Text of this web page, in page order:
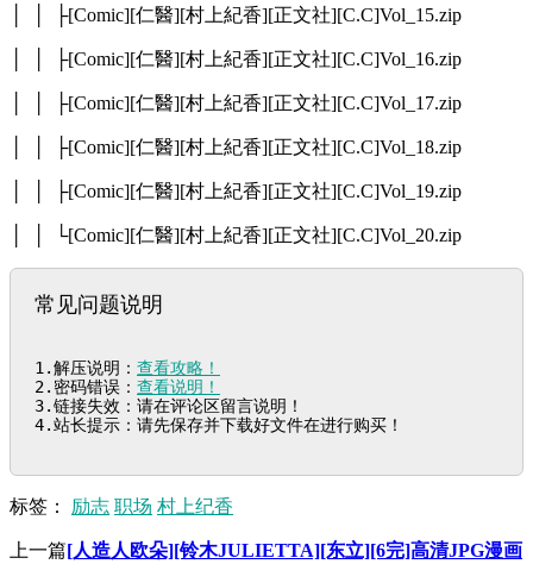
│ │ ├[Comic][仁醫][村上紀香][正文社][C.C]Vol_15.zip
│ │ ├[Comic][仁醫][村上紀香][正文社][C.C]Vol_16.zip
│ │ ├[Comic][仁醫][村上紀香][正文社][C.C]Vol_17.zip
│ │ ├[Comic][仁醫][村上紀香][正文社][C.C]Vol_18.zip
│ │ ├[Comic][仁醫][村上紀香][正文社][C.C]Vol_19.zip
│ │ └[Comic][仁醫][村上紀香][正文社][C.C]Vol_20.zip
常见问题说明
1.解压说明： 查看攻略！
2.密码错误： 查看说明！
3.链接失效：请在评论区留言说明！
4.站长提示：请先保存并下载好文件在进行购买！
标签： 励志 职场 村上纪香
上一篇[人造人欧朵][铃木JULIETTA][东立][6完]高清JPG漫画